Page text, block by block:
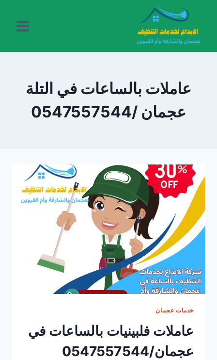
المحتوى
عاملات بالساعات في التلة
عجمان /0547557544
خدمات عجمان
عاملات فلبينيات بالساعات في
عجمان/0547557544